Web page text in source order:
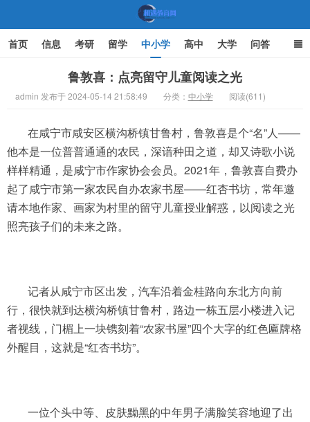
首页 信息 考研 留学 中小学 高中 大学 问答
家庭教育鲁敦喜：点亮留守儿童阅读之光
admin 发布于 2024-05-14 21:58:49 分类： 中小学 阅读(611)
在咸宁市咸安区横沟桥镇甘鲁村，鲁敦喜是个“名”人——
他本是一位普普通通的农民，深谙种田之道，却又诗歌小说
样样精通，是咸宁市作家协会会员。2021年，鲁敦喜自费办
起了咸宁市第一家农民自办农家书屋——红杏书坊，常年邀
请本地作家、画家为村里的留守儿童授业解惑，以阅读之光
照亮孩子们的未来之路。
记者从咸宁市区出发，汽车沿着金桂路向东北方向前
行，很快就到达横沟桥镇甘鲁村，路边一栋五层小楼进入记
者视线，门楣上一块镌刻着“农家书屋”四个大字的红色匾牌格
外醒目，这就是“红杏书坊”。
一位个头中等、皮肤黝黑的中年男子满脸笑容地迎了出